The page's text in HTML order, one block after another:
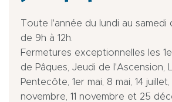
Toute l'année du lundi au samedi
de 9h à 12h.
Fermetures exceptionnelles les
de Pâques, Jeudi de l'Ascension,
Pentecôte, 1er mai, 8 mai, 14
novembre, 11 novembre et 25